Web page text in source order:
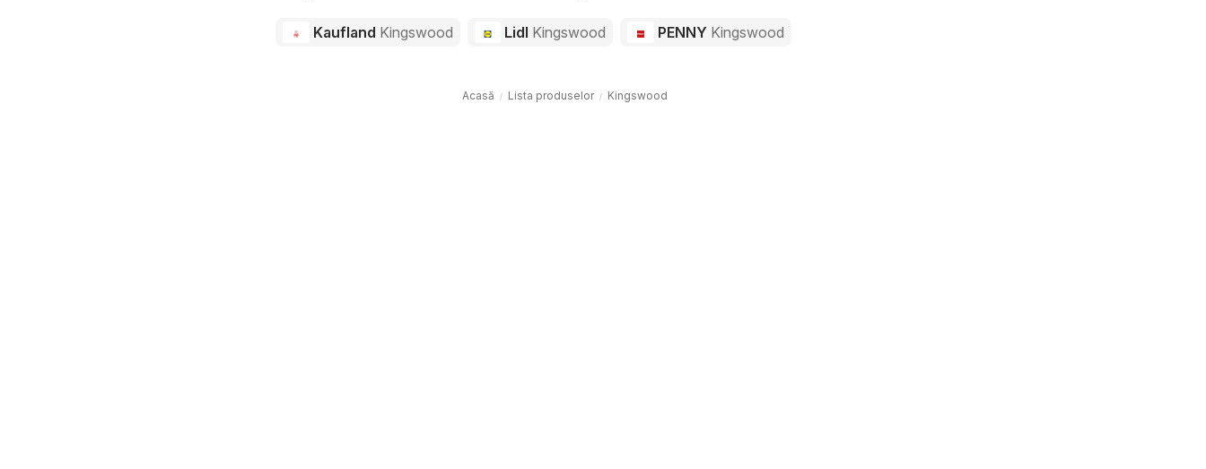
Kaufland Kingswood Lidl Kingswood PENNY Kingswood
Acasă Lista produselor Kingswood